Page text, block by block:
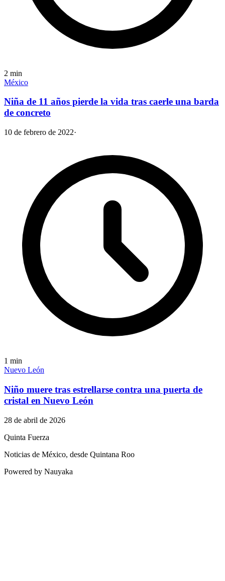
2 min
México
Niña de 11 años pierde la vida tras caerle una barda
de concreto
10 de febrero de 2022·
1 min
Nuevo León
Niño muere tras estrellarse contra una puerta de
cristal en Nuevo León
28 de abril de 2026
Quinta Fuerza
Noticias de México, desde Quintana Roo
Powered by Nauyaka